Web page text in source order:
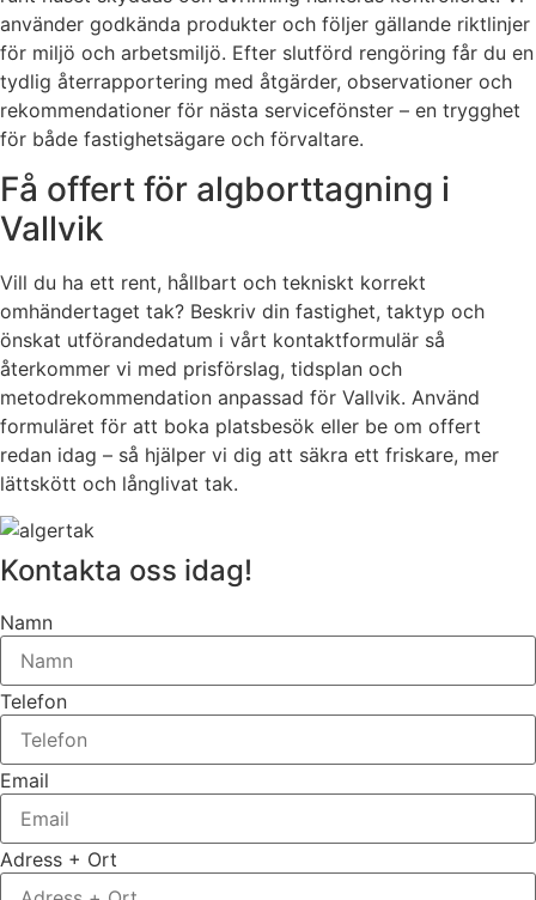
använder godkända produkter och följer gällande riktlinjer
för miljö och arbetsmiljö. Efter slutförd rengöring får du en
tydlig återrapportering med åtgärder, observationer och
rekommendationer för nästa servicefönster – en trygghet
för både fastighetsägare och förvaltare.
Få offert för algborttagning i
Vallvik
Vill du ha ett rent, hållbart och tekniskt korrekt
omhändertaget tak? Beskriv din fastighet, taktyp och
önskat utförandedatum i vårt kontaktformulär så
återkommer vi med prisförslag, tidsplan och
metodrekommendation anpassad för Vallvik. Använd
formuläret för att boka platsbesök eller be om offert
redan idag – så hjälper vi dig att säkra ett friskare, mer
lättskött och långlivat tak.
Kontakta oss idag!
Namn
Telefon
Email
Adress + Ort